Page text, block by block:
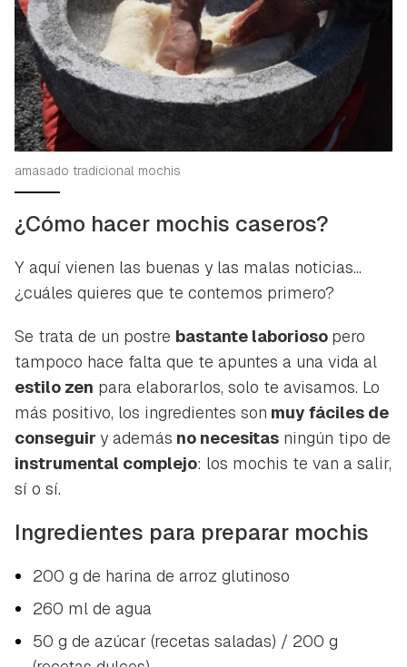
amasado tradicional mochis
¿Cómo hacer mochis caseros?
Y aquí vienen las buenas y las malas noticias...
¿cuáles quieres que te contemos primero?
Se trata de un postre bastante laborioso pero
tampoco hace falta que te apuntes a una vida al
estilo zen para elaborarlos, solo te avisamos. Lo
más positivo, los ingredientes son muy fáciles de
conseguir y además no necesitas ningún tipo de
instrumental complejo: los mochis te van a salir,
sí o sí.
Ingredientes para preparar mochis
200 g de harina de arroz glutinoso
260 ml de agua
50 g de azúcar (recetas saladas) / 200 g